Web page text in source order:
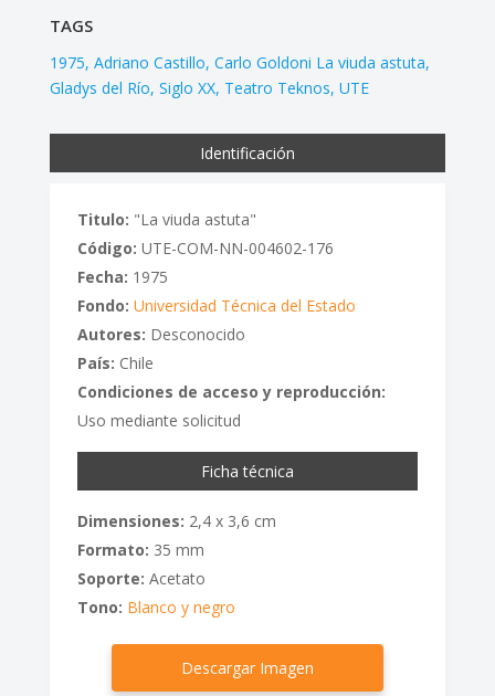
TAGS
1975 Adriano Castillo Carlo Goldoni La viuda astuta
Gladys del Río Siglo XX Teatro Teknos UTE
Identificación
Titulo: "La viuda astuta"
Código: UTE-COM-NN-004602-176
Fecha: 1975
Fondo: Universidad Técnica del Estado
Autores: Desconocido
País: Chile
Condiciones de acceso y reproducción:
Uso mediante solicitud
Ficha técnica
Dimensiones: 2,4 x 3,6 cm
Formato: 35 mm
Soporte: Acetato
Tono: Blanco y negro
Descargar Imagen